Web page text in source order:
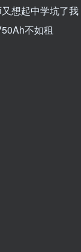
想起中学坑了我
不如租